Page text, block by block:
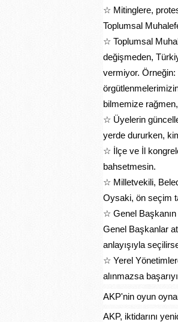
☆ Mitinglere,
Toplumsal
☆ Toplumsal
değişmeden,
vermiyor. Örneğin:
bilmemize
☆ Üyelerin
yerde dururken,
☆ İlçe ve İl
bahsetmesin.
☆ Milletvekili,
Oysaki, ön seçim
☆ Genel Başkanın
Genel Başkanlar
anlayışıyla
☆ Yerel
alınmazsa
AKP'nin oyun
AKP, iktidarını